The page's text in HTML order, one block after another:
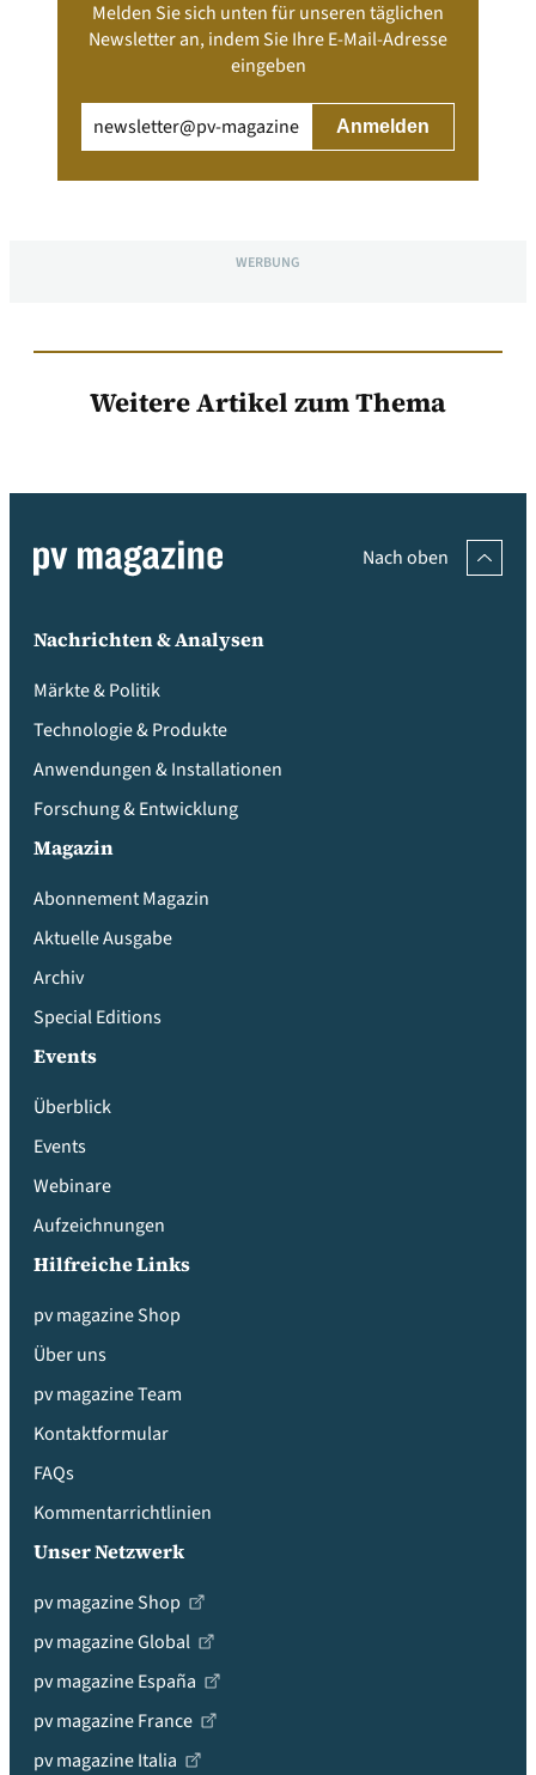
Melden Sie sich unten für unseren täglichen
Newsletter an, indem Sie Ihre E-Mail-Adresse
eingeben
(erforderlich)
WERBUNG
Weitere Artikel zum Thema
Nach oben
Nachrichten & Analysen
Märkte & Politik
Technologie & Produkte
Anwendungen & Installationen
Forschung & Entwicklung
Magazin
Abonnement Magazin
Aktuelle Ausgabe
Archiv
Special Editions
Events
Überblick
Events
Webinare
Aufzeichnungen
Hilfreiche Links
pv magazine Shop
Über uns
pv magazine Team
Kontaktformular
FAQs
Kommentarrichtlinien
Unser Netzwerk
pv magazine Shop
pv magazine Global
pv magazine España
pv magazine France
pv magazine Italia